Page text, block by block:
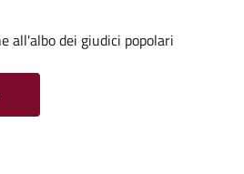
all'albo dei giudici popolari